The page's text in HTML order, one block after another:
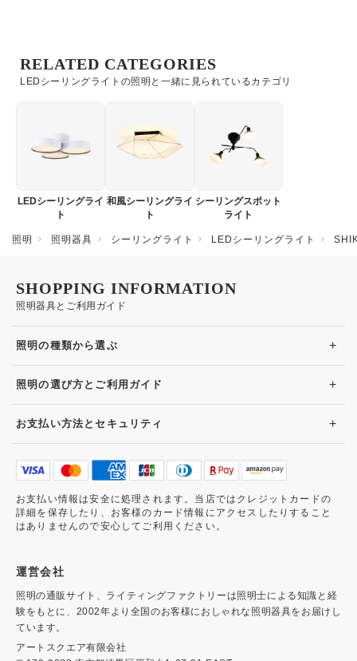
LEDシーリングライトの照明と一緒に見られているカテゴリ
RELATED CATEGORIES
LEDシーリングライ
ト
和風シーリングライ
ト
シーリングスポット
ライト
照明 照明器具 シーリングライト LEDシーリングライト
照明器具とご利用ガイド
SHOPPING INFORMATION
照明の種類から選ぶ +
照明の選び方とご利用ガイド +
お支払い方法とセキュリティ +
お支払い情報は安全に処理されます。当店ではクレジットカードの
詳細を保存したり、お客様のカード情報にアクセスしたりすること
はありませんので安心してご利用ください。
運営会社
照明の通販サイト、ライティングファクトリーは照明士による知識と経
験をもとに、2002年より全国のお客様におしゃれな照明器具をお届けし
ています。
アートスクエア有限会社